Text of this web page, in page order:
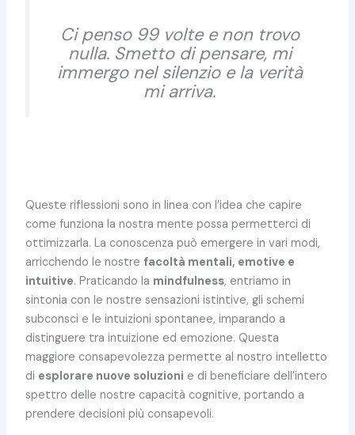
Ci penso 99 volte e non trovo
nulla. Smetto di pensare, mi
immergo nel silenzio e la verità
mi arriva.
Queste riflessioni sono in linea con l’idea che capire
come funziona la nostra mente possa permetterci di
ottimizzarla. La conoscenza può emergere in vari modi,
arricchendo le nostre facoltà mentali, emotive e
intuitive. Praticando la mindfulness, entriamo in
sintonia con le nostre sensazioni istintive, gli schemi
subconsci e le intuizioni spontanee, imparando a
distinguere tra intuizione ed emozione. Questa
maggiore consapevolezza permette al nostro intelletto
di esplorare nuove soluzioni e di beneficiare dell’intero
spettro delle nostre capacità cognitive, portando a
prendere decisioni più consapevoli.